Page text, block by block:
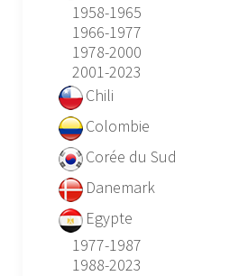
1958-1965
1966-1977
1978-2000
2001-2023
Chili
Colombie
Corée du Sud
Danemark
Egypte
1977-1987
1988-2023